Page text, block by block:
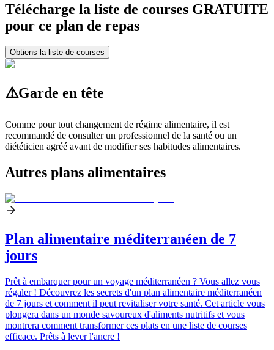
Télécharge la liste de courses GRATUITE
pour ce plan de repas
Obtiens la liste de courses
⚠️Garde en tête
Comme pour tout changement de régime alimentaire, il est
recommandé de consulter un professionnel de la santé ou un
diététicien agréé avant de modifier ses habitudes alimentaires.
Autres plans alimentaires
Plan alimentaire méditerranéen de 7
jours
Prêt à embarquer pour un voyage méditerranéen ? Vous allez vous
régaler ! Découvrez les secrets d'un plan alimentaire méditerranéen
de 7 jours et comment il peut revitaliser votre santé. Cet article vous
plongera dans un monde savoureux d'aliments nutritifs et vous
montrera comment transformer ces plats en une liste de courses
efficace. Prêts à lever l'ancre !